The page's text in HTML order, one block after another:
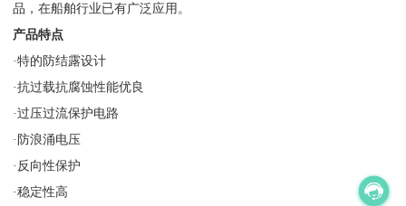
品，在船舶行业已有广泛应用。
产品特点
·特的防结露设计
·抗过载抗腐蚀性能优良
·过压过流保护电路
·防浪涌电压
·反向性保护
·稳定性高